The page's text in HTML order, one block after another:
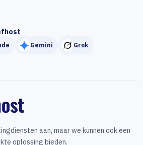
Gemini Grok
aan, maar we kunnen ook een
oplossing bieden.